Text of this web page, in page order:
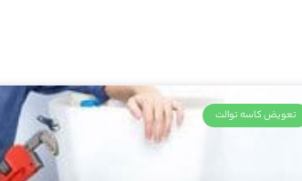
تعویض کاسه توالت